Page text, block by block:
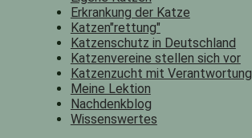
Erkrankung der Katze
Katzen"rettung"
Katzenschutz in Deutschland
Katzenvereine stellen sich vor
Katzenzucht mit Verantwortung
Meine Lektion
Nachdenkblog
Wissenswertes